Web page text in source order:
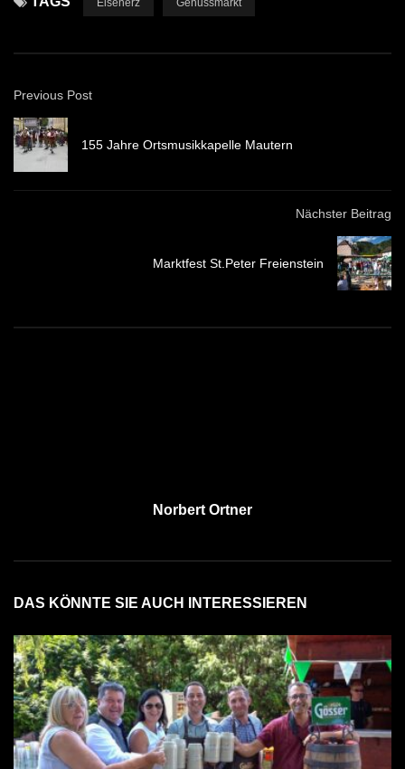
Eisenerz Genussmarkt
Previous Post
155 Jahre Ortsmusikkapelle Mautern
Nächster Beitrag
Marktfest St.Peter Freienstein
Norbert Ortner
DAS KÖNNTE SIE AUCH INTERESSIEREN